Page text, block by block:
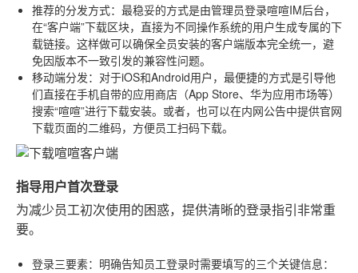
推荐的分发方式：最稳妥的方式是由管理员登录喧喧IM后台，
在“客户端”下载区块，直接为不同操作系统的用户生成专属的下
载链接。这样做可以确保全员安装的客户端版本完全统一，避
免因版本不一致引发的兼容性问题。
移动端分发：对于iOS和Android用户，最便捷的方式是引导他
们直接在手机自带的应用商店（App Store、华为应用市场等）
搜索“喧喧”进行下载安装。或者，也可以在内网公告中提供官网
下载页面的二维码，方便员工扫码下载。
指导用户首次登录
为减少员工初次使用的困惑，提供清晰的登录指引非常重
要。
登录三要素：明确告知员工登录时需要填写的三个关键信息：